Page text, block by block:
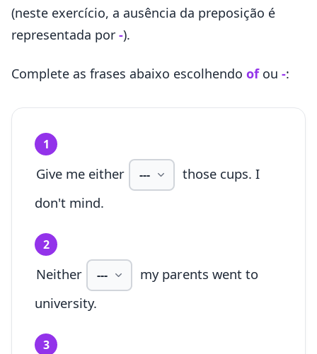
(neste exercício, a ausência da preposição é
representada por -).
Complete as frases abaixo escolhendo ofou -:
1
Give me either
those cups. I
don't mind.
2
Neither
my parents went to
university.
3